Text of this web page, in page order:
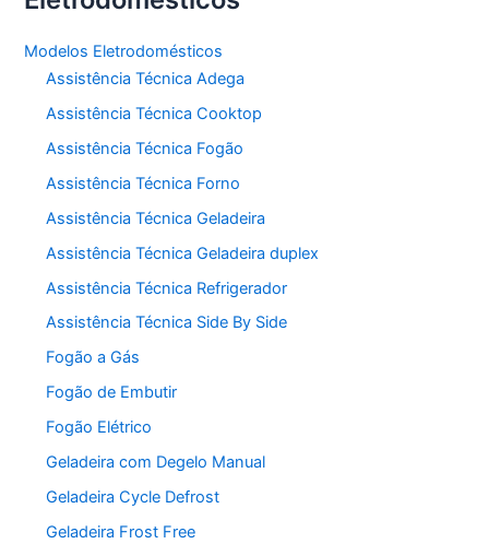
Modelos Eletrodomésticos
Assistência Técnica Adega
Assistência Técnica Cooktop
Assistência Técnica Fogão
Assistência Técnica Forno
Assistência Técnica Geladeira
Assistência Técnica Geladeira duplex
Assistência Técnica Refrigerador
Assistência Técnica Side By Side
Fogão a Gás
Fogão de Embutir
Fogão Elétrico
Geladeira com Degelo Manual
Geladeira Cycle Defrost
Geladeira Frost Free